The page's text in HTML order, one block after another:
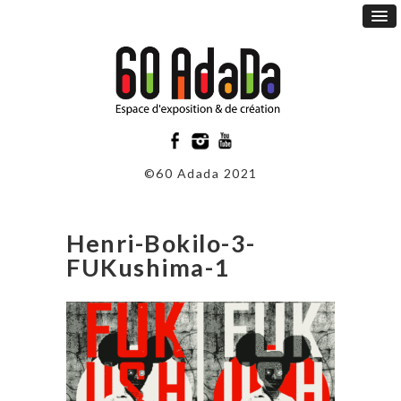
©60 Adada 2021
Henri-Bokilo-3-
FUKushima-1